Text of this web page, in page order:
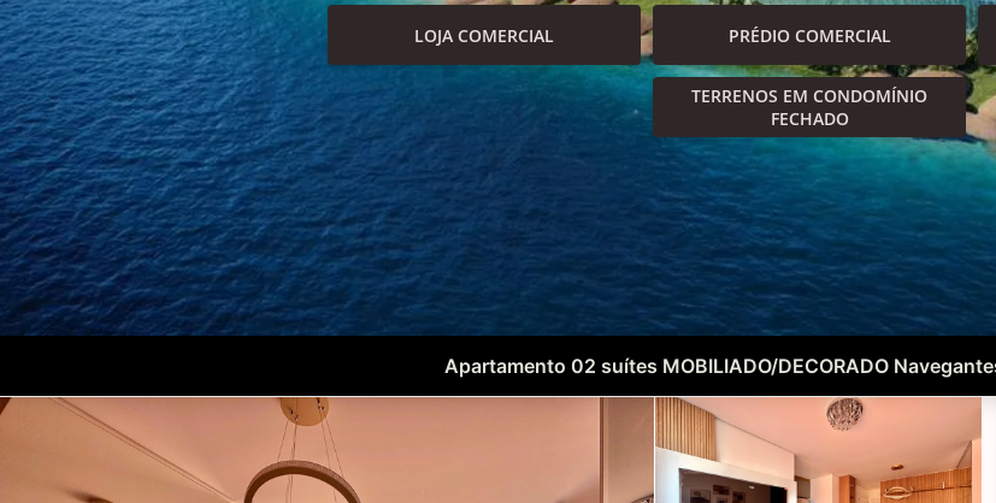
LOJA COMERCIAL PRÉDIO COMERCIAL
TERRENOS EM CONDOMÍNIO
FECHADO
Apartamento 02 suítes MOBILIADO/DECORADO